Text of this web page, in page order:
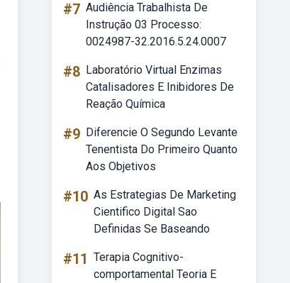
#7 Audiência Trabalhista De
Instrução 03 Processo:
0024987-32.2016.5.24.0007
#8 Laboratório Virtual Enzimas
Catalisadores E Inibidores De
Reação Química
#9 Diferencie O Segundo Levante
Tenentista Do Primeiro Quanto
Aos Objetivos
#10 As Estrategias De Marketing
Cientifico Digital Sao
Definidas Se Baseando
#11 Terapia Cognitivo-
comportamental Teoria E